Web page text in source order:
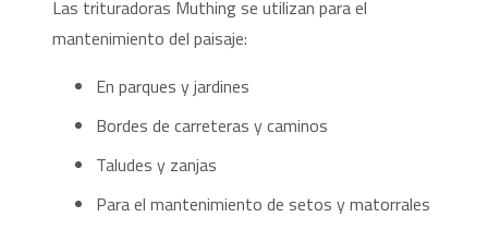
Las trituradoras Muthing se utilizan para el
mantenimiento del paisaje:
En parques y jardines
Bordes de carreteras y caminos
Taludes y zanjas
Para el mantenimiento de setos y matorrales